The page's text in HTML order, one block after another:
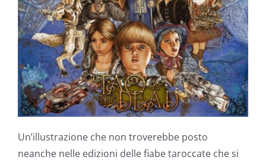
Un’illustrazione che non troverebbe posto
neanche nelle edizioni delle fiabe taroccate che si